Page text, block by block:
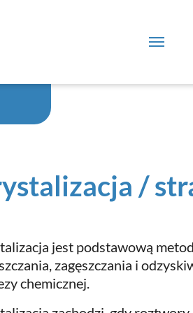
/
jest podstawową
zagęszczania i
chemicznej.